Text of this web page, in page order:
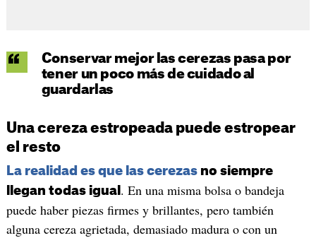
Conservar mejor las cerezas pasa por
tener un poco más de cuidado al
guardarlas
Una cereza estropeada puede estropear
el resto
La realidad es que las cerezasno siempre
llegan todas igual . En una misma bolsa o bandeja
puede haber piezas firmes y brillantes, pero también
alguna cereza agrietada, demasiado madura o con un